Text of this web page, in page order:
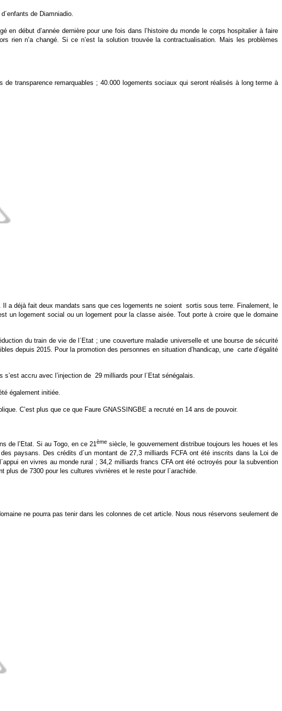
de Diamniadio.
début d’année dernière pour une fois dans l’histoire du monde le corps hospitalier à faire
rien n’a changé. Si ce n’est la solution trouvée la contractualisation. Mais les problèmes
transparence remarquables ; 40.000 logements sociaux qui seront réalisés à long terme à
a déjà fait deux mandats sans que ces logements ne soient sortis sous terre. Finalement, le
un logement social ou un logement pour la classe aisée. Tout porte à croire que le domaine
du train de vie de l´Etat ; une couverture maladie universelle et une bourse de sécurité
depuis 2015. Pour la promotion des personnes en situation d’handicap, une carte d’égalité
accru avec l’injection de 29 milliards pour l´Etat sénégalais.
également initiée.
C’est plus que ce que Faure GNASSINGBE a recruté en 14 ans de pouvoir.
de l’Etat. Si au Togo, en ce 21ème siècle, le gouvernement distribue toujours les houes et les
paysans. Des crédits d´un montant de 27,3 milliards FCFA ont été inscrits dans la Loi de
en vivres au monde rural ; 34,2 milliards francs CFA ont été octroyés pour la subvention
plus de 7300 pour les cultures vivrières et le reste pour l´arachide.
ne pourra pas tenir dans les colonnes de cet article. Nous nous réservons seulement de